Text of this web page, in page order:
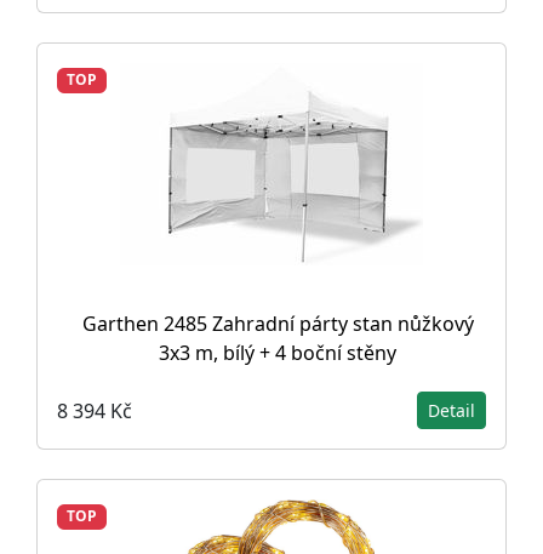
TOP
Garthen 2485 Zahradní párty stan nůžkový
3x3 m, bílý + 4 boční stěny
8 394 Kč Detail
TOP